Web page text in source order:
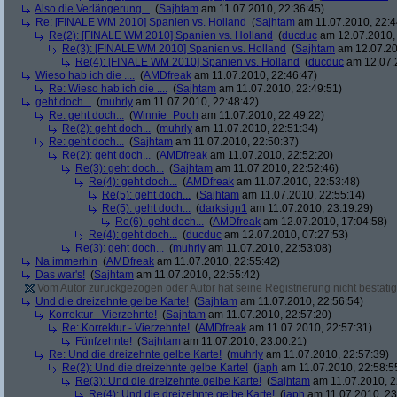
Also die Verlängerung... (Sajhtam am 11.07.2010, 22:36:45)
Re: [FINALE WM 2010] Spanien vs. Holland (Sajhtam am 11.07.2010,
Re(2): [FINALE WM 2010] Spanien vs. Holland (ducduc am
Re(3): [FINALE WM 2010] Spanien vs. Holland (Sajhtam am
Re(4): [FINALE WM 2010] Spanien vs. Holland (ducduc am
Wieso hab ich die .... (AMDfreak am 11.07.2010, 22:46:47)
Re: Wieso hab ich die .... (Sajhtam am 11.07.2010, 22:49:51)
geht doch... (muhrly am 11.07.2010, 22:48:42)
Re: geht doch... (Winnie_Pooh am 11.07.2010, 22:49:22)
Re(2): geht doch... (muhrly am 11.07.2010, 22:51:34)
Re: geht doch... (Sajhtam am 11.07.2010, 22:50:37)
Re(2): geht doch... (AMDfreak am 11.07.2010, 22:52:20)
Re(3): geht doch... (Sajhtam am 11.07.2010, 22:52:46)
Re(4): geht doch... (AMDfreak am 11.07.2010, 22:53:48)
Re(5): geht doch... (Sajhtam am 11.07.2010, 22:55:14)
Re(5): geht doch... (darksign1 am 11.07.2010, 23:19:29)
Re(6): geht doch... (AMDfreak am 12.07.2010, 17:04:58)
Re(4): geht doch... (ducduc am 12.07.2010, 07:27:53)
Re(3): geht doch... (muhrly am 11.07.2010, 22:53:08)
Na immerhin (AMDfreak am 11.07.2010, 22:55:42)
Das war's! (Sajhtam am 11.07.2010, 22:55:42)
Vom Autor zurückgezogen oder Autor hat seine Registrierung nicht
Und die dreizehnte gelbe Karte! (Sajhtam am 11.07.2010, 22:56:54)
Korrektur - Vierzehnte! (Sajhtam am 11.07.2010, 22:57:20)
Re: Korrektur - Vierzehnte! (AMDfreak am 11.07.2010, 22:57:31)
Fünfzehnte! (Sajhtam am 11.07.2010, 23:00:21)
Re: Und die dreizehnte gelbe Karte! (muhrly am 11.07.2010, 22:57:39)
Re(2): Und die dreizehnte gelbe Karte! (japh am 11.07.2010,
Re(3): Und die dreizehnte gelbe Karte! (Sajhtam am 11.07.2010,
Re(4): Und die dreizehnte gelbe Karte! (japh am 11.07.2010,